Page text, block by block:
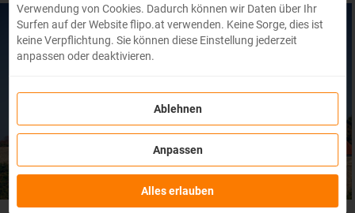
Verwendung von Cookies. Dadurch können wir Daten über Ihr
Surfen auf der Website flipo.at verwenden. Keine Sorge, dies ist
keine Verpflichtung. Sie können diese Einstellung jederzeit
anpassen oder deaktivieren.
Ablehnen
Anpassen
Alles erlauben